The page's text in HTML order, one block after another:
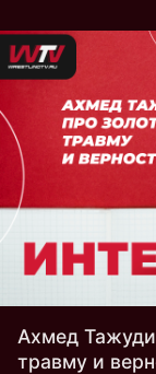
Ахмед
травму и